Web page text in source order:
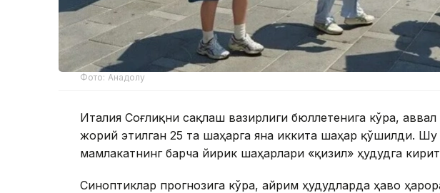
Фото: Анадолу
Италия Соғлиқни сақлаш вазирлиги бюллетенига кўра,
жорий этилган 25 та шаҳарга яна иккита шаҳар қўшилди. Шу
мамлакатнинг барча йирик шаҳарлари «қизил» ҳудудга
Синоптиклар прогнозига кўра, айрим ҳудудларда ҳаво